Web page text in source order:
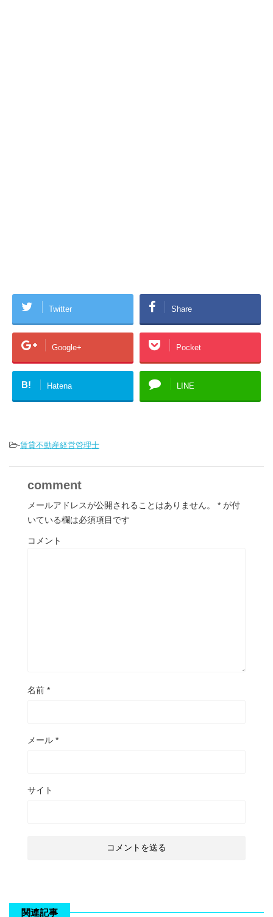
Twitter Share
Google+ Pocket
B! Hatena LINE
-賃貸不動産経営管理士
comment
メールアドレスが公開されることはありません。 * が付
いている欄は必須項目です
コメント
名前 *
メール *
サイト
関連記事